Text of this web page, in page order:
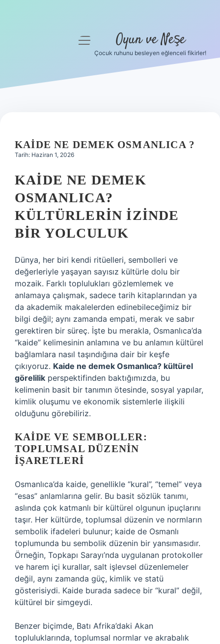
Hakkımızda
menüyü
Oyun ve Neşe
Çocuk ruhunu besleyen eğlenceli fikirler!
KAIDE NE DEMEK OSMANLICA ?
Tarih: Haziran 1, 2026
KAIDE NE DEMEK
OSMANLICA?
KÜLTÜRLERIN İZINDE
BIR YOLCULUK
Dünya, her biri kendi ritüelleri, sembolleri ve
değerleriyle yaşayan sayısız kültürle dolu bir
mozaik. Farklı toplulukları gözlemlemek ve
anlamaya çalışmak, sadece tarih kitaplarından ya
da akademik makalelerden edinebileceğimiz bir
bilgi değil; aynı zamanda empati, merak ve sabır
gerektiren bir süreç. İşte bu merakla, Osmanlıca’da
“kaide” kelimesinin anlamına ve bu anlamın kültürel
bağlamlara nasıl taşındığına dair bir keşfe
çıkıyoruz. Kaide ne demek Osmanlıca? kültürel
görelilik perspektifinden baktığımızda, bu
kelimenin basit bir tanımın ötesinde, sosyal yapılar,
kimlik oluşumu ve ekonomik sistemlerle ilişkili
olduğunu görebiliriz.
KAIDE VE SEMBOLLER:
TOPLUMSAL DÜZENIN
İŞARETLERI
Osmanlıca’da kaide, genellikle “kural”, “temel” veya
“esas” anlamlarına gelir. Bu basit sözlük tanımı,
aslında çok katmanlı bir kültürel olgunun ipuçlarını
taşır. Her kültürde, toplumsal düzenin ve normların
sembolik ifadeleri bulunur; kaide de Osmanlı
toplumunda bu sembolik düzenin bir yansımasıdır.
Örneğin, Topkapı Sarayı’nda uygulanan protokoller
ve harem içi kurallar, salt işlevsel düzenlemeler
değil, aynı zamanda güç, kimlik ve statü
gösterisiydi. Kaide burada sadece bir “kural” değil,
kültürel bir simgeydi.
Benzer biçimde, Batı Afrika’daki Akan
topluluklarında, toplumsal normlar ve akrabalık